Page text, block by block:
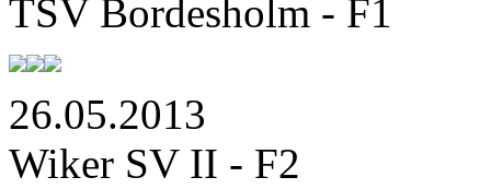
TSV Bordesholm - F1
26.05.2013
Wiker SV II - F2